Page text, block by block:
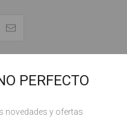
DESCRIPCIÓN GENERAL
PERFECTO
novedades y ofertas